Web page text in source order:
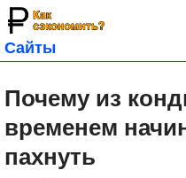
Сайты
Почему из
временем
пахнуть